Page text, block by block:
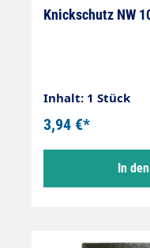
Knickschutz NW
Inhalt: 1 Stück
3,94 €*
In